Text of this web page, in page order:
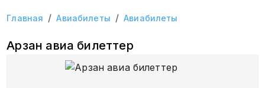
Главная / Авиабилеты / Авиабилеты
Арзан авиа билеттер